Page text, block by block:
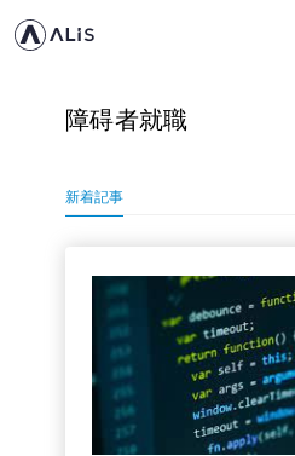
障碍者就職
新着記事